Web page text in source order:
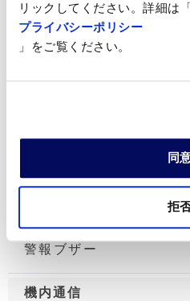
リックしてください。詳細は
プライバシーポリシー
」をご覧ください。
同
拒
OF比
事前調整値：OFパラメ
可能(データ保存先：CF
数：1000)
その他
手動OF操作(自動／手動
警報ブザー
機内通信